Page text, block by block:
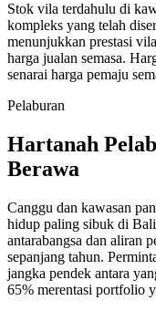
Stok vila terdahulu di
kompleks yang telah
menunjukkan prestasi
harga jualan semasa.
senarai harga pemaju
Pelaburan
Hartanah
Berawa
Canggu dan kawasan
hidup paling sibuk di
antarabangsa dan aliran
sepanjang tahun.
jangka pendek antara
65% merentasi portfolio